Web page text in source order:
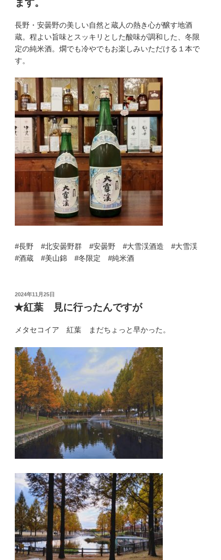
ます。
長野・安曇野の美しい自然と蔵人の熱き心が醸す地酒
蔵。程よい旨味とスッキリとした酸味が調和した、冬限
定の純米酒。燗でも冷やでもお楽しみいただける１本で
す。
#長野 #北安曇野群 #安曇野 #大雪渓酒造 #大雪渓
#酒蔵 #美山錦 #冬限定 #純米酒
投
稿
日:
2024年11月25日
★紅葉 見に行ったんですが
メタセコイア 紅葉 まだちょっと早かった。